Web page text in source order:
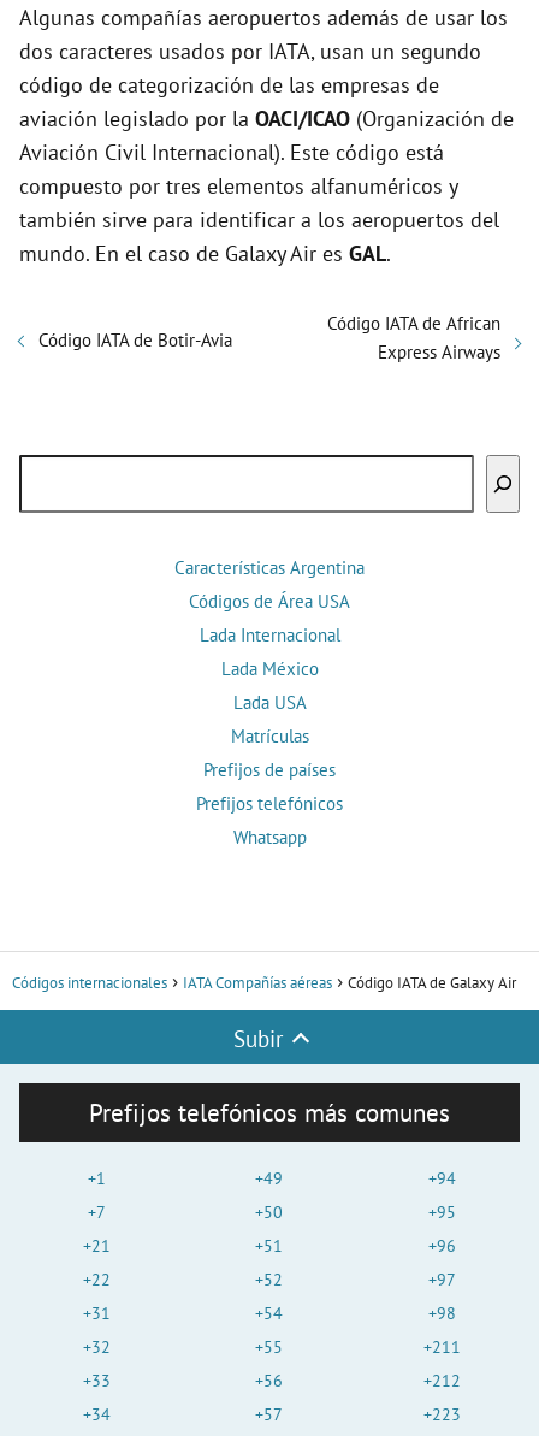
Algunas compañías aeropuertos además de usar los
dos caracteres usados por IATA, usan un segundo
código de categorización de las empresas de
aviación legislado por la OACI/ICAO (Organización de
Aviación Civil Internacional). Este código está
compuesto por tres elementos alfanuméricos y
también sirve para identificar a los aeropuertos del
mundo. En el caso de Galaxy Air es GAL.
Código IATA de Botir-Avia
Código IATA de African
Express Airways
Características Argentina
Códigos de Área USA
Lada Internacional
Lada México
Lada USA
Matrículas
Prefijos de países
Prefijos telefónicos
Whatsapp
Códigos internacionales IATA Compañías aéreas Código IATA de Galaxy Air
Subir
Prefijos telefónicos más comunes
+1
+7
+21
+22
+31
+32
+33
+34
+49
+50
+51
+52
+54
+55
+56
+57
+94
+95
+96
+97
+98
+211
+212
+223